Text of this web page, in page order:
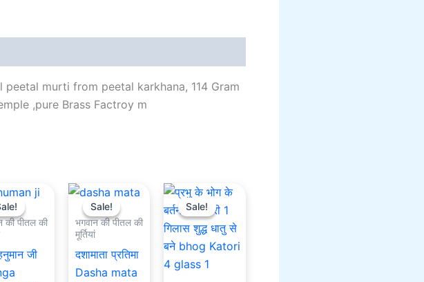
peetal murti from peetal karkhana, 114 Gram
,pure Brass Factroy m
की पीतल की
जी
Original
price
was:
₹1,500.00.
Current
price
₹1,100.00.
Sale!
Sale!
भगवान की पीतल की
मूर्तियां
दशामाता प्रतिमा
Dasha mata
Original
price
was:
₹301.00.
Current
price
is:
₹201.00.
Sale!
Sale!
Original
was:
₹801.00.
Current
is:
₹501.00.